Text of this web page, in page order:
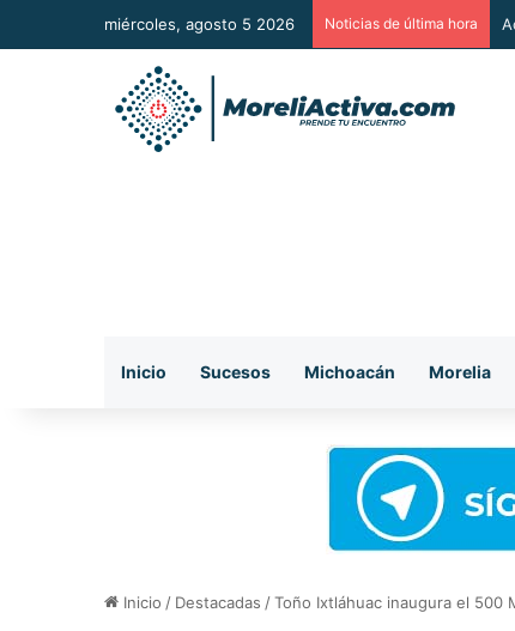
miércoles, agosto 5 2026 Noticias de última hora
Inicio Sucesos Michoacán Morelia
Inicio / Destacadas /Toño Ixtláhuac inaugura el 500